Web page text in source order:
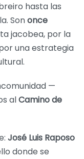
hasta las
Sononce
jacobea, por la
una estrategia
—
alCamino de
José Luis Raposo
donde se